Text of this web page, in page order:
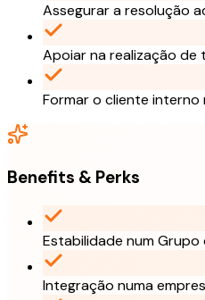
Assegurar a resolução
Apoiar na realização
Formar o cliente interno
Benefits & Perks
Estabilidade num
Integração numa